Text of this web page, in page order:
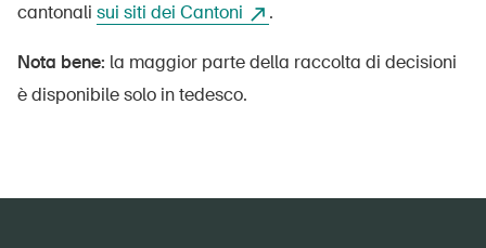
cantonali sui siti dei Cantoni .
Nota bene: la maggior parte della raccolta di decisioni
è disponibile solo in tedesco.